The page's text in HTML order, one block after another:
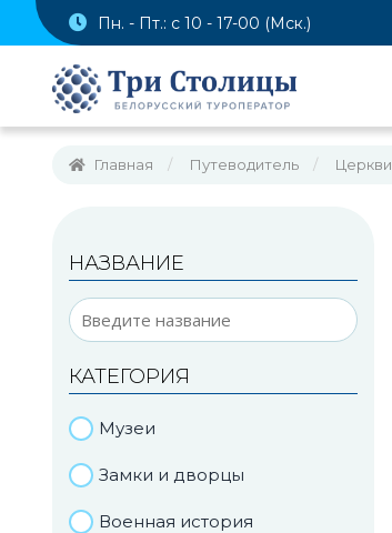
Пн. - Пт.: с 10 - 17-00 (Мск.)
Главная Путеводитель Церкви
НАЗВАНИЕ
КАТЕГОРИЯ
Музеи
Замки и дворцы
Военная история